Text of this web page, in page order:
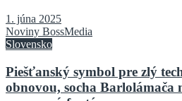
1. júna 2025
Noviny BossMedia
Slovensko
Piešťanský symbol pre zlý
obnovou, socha Barlolámača